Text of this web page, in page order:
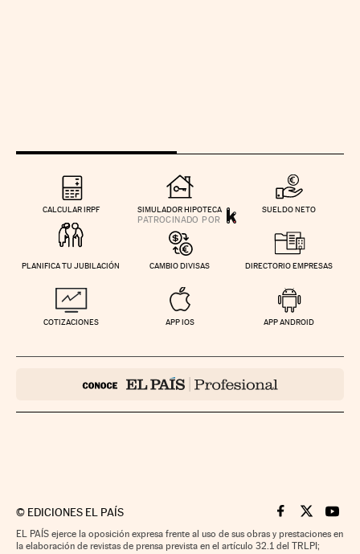
CALCULAR IRPF SIMULADOR HIPOTECA SUELDO NETO
PLANIFICA TU JUBILACIÓN CAMBIO DIVISAS DIRECTORIO EMPRESAS
COTIZACIONES APP IOS APP ANDROID
© EDICIONES EL PAÍS Cinco Días en
Cinco Días
Cinco
EL PAÍS ejerce la oposición expresa frente al uso de sus obras y prestaciones en
la elaboración de revistas de prensa prevista en el artículo 32.1 del TRLPI;